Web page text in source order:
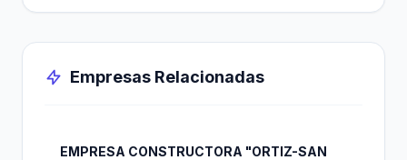
Empresas Relacionadas
EMPRESA CONSTRUCTORA "ORTIZ-SAN